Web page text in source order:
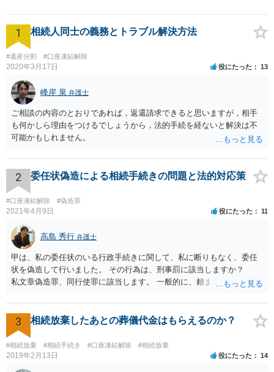
1 相続人同士の義務とトラブル解決方法
#遺産分割 #口座凍結解除
2020年3月17日 役にたった 13
峰岸 泉 弁護士
ご相談の内容のとおりであれば，返還請求できると思いますが，相手
も何かしら理由をつけるでしょうから，法的手続を経ないと解決は不
可能かもしれません。
2 委任状偽造による相続手続きの問題と法的対応策
#口座凍結解除 #偽造罪
2021年4月9日 役にたった 11
高島 秀行 弁護士
甲は、私の委任状のいる行政手続きに関して、私に断りもなく、委任
状を偽造して行いました。 その行為は、刑事罰に該当しますか？
私文章偽造罪、同行使罪に該当します。 一般的に、頼まれた（委任さ
か？ 委任状を偽造して使用することはまでは依頼の範囲ではない
ので できないと思います。
3 相続放棄したあとの葬儀代金はもらえるのか？
#相続放棄 #相続手続き #口座凍結解除 #相続放棄
2019年2月13日 役にたった 14